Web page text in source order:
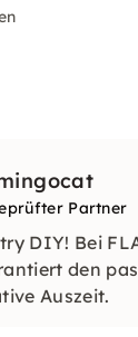
Partner
DIY! Bei
den
Auszeit.